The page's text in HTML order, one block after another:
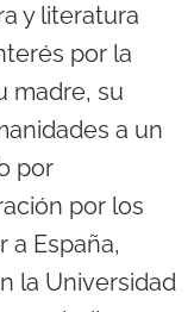
y literatura
por la
madre, su
a un
por
por los
a España,
la Universidad